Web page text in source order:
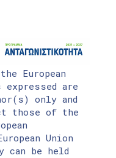
European
expressed are
only and
those of the
Union
can be held